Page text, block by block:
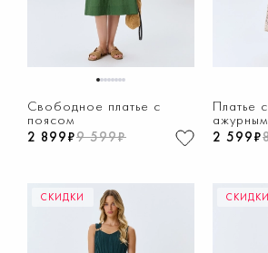
12345678
Свободное платье с
поясом
2 899₽9 599₽
Платье
2 599₽
СКИДКИ СКИДКИ